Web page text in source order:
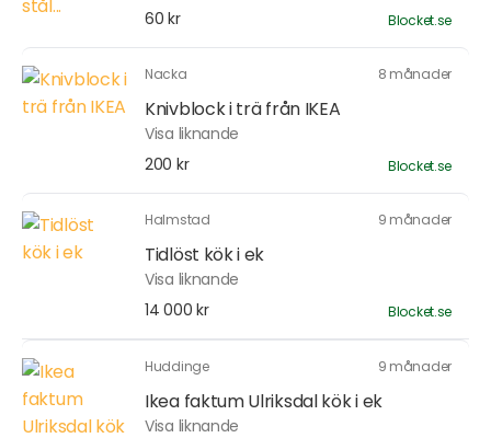
60 kr
Blocket.se
Nacka 8 månader
Knivblock i trä från IKEA
Visa liknande
200 kr
Blocket.se
Halmstad 9 månader
Tidlöst kök i ek
Visa liknande
14 000 kr
Blocket.se
Huddinge 9 månader
Ikea faktum Ulriksdal kök i ek
Visa liknande